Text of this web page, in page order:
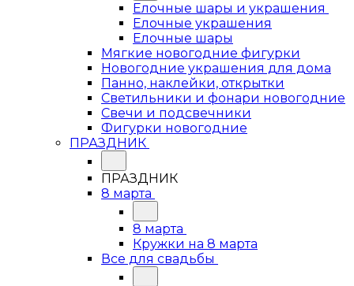
Елочные шары и украшения
Елочные украшения
Елочные шары
Мягкие новогодние фигурки
Новогодние украшения для дома
Панно, наклейки, открытки
Светильники и фонари новогодние
Свечи и подсвечники
Фигурки новогодние
ПРАЗДНИК
ПРАЗДНИК
8 марта
8 марта
Кружки на 8 марта
Все для свадьбы